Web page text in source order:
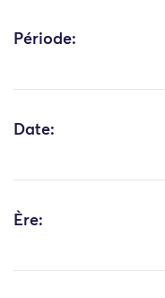
Période:
Date:
Ère: